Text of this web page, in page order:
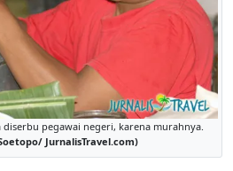
pegawai negeri, karena murahnya.
JurnalisTravel.com)